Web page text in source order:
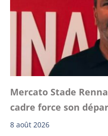
Mercato Stade
cadre force son
8 août 2026